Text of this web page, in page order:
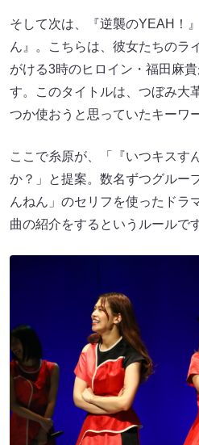
そして次は、『逆襲のYEAH！
ん』。こちらは、彼女たちのラ
がける3時のヒロイン・福田麻
す。このタイトルは、つぼみ大
つか使おうと思っていたキーワ
ここで糸原が、「『いつキスす
か？」と提案。数名ずつグルー
んねん」のセリフを使ったドラ
曲の紹介をするというルールです